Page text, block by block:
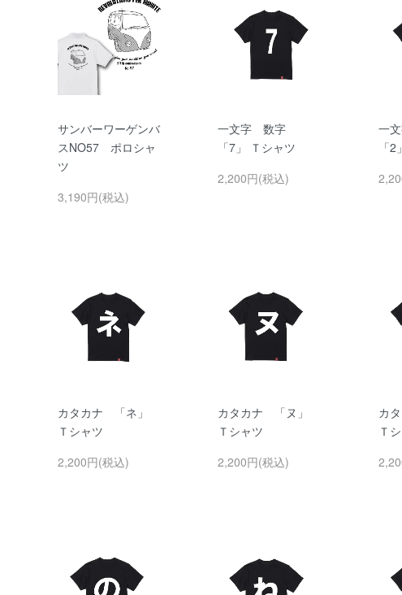
サンバーワーゲンバ
スNO57 ポロシャ
ツ
3,190円(税込)
一文字 数字
「7」 Ｔシャツ
2,200円(税込)
一
「
カタカナ 「ネ」
Ｔシャツ
2,200円(税込)
カタカナ 「ヌ」
Ｔシャツ
2,200円(税込)
カ
Ｔ